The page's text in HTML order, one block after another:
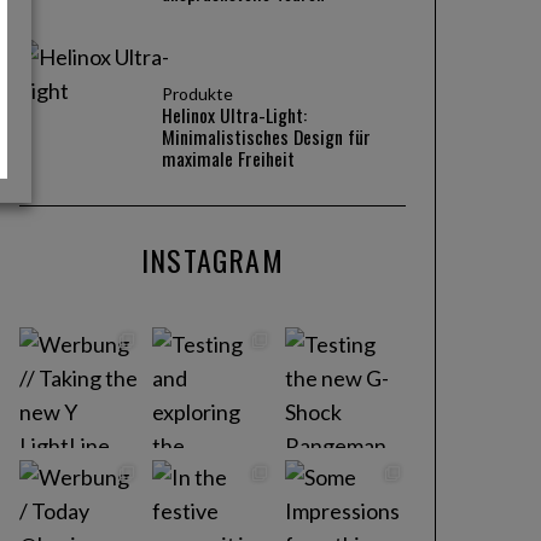
Produkte
Helinox Ultra-Light:
Minimalistisches Design für
maximale Freiheit
INSTAGRAM